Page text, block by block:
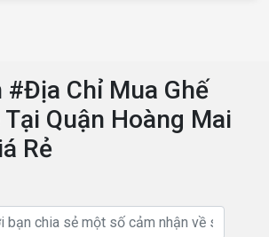
#Địa Chỉ Mua Ghế
Quận Hoàng Mai
Rẻ